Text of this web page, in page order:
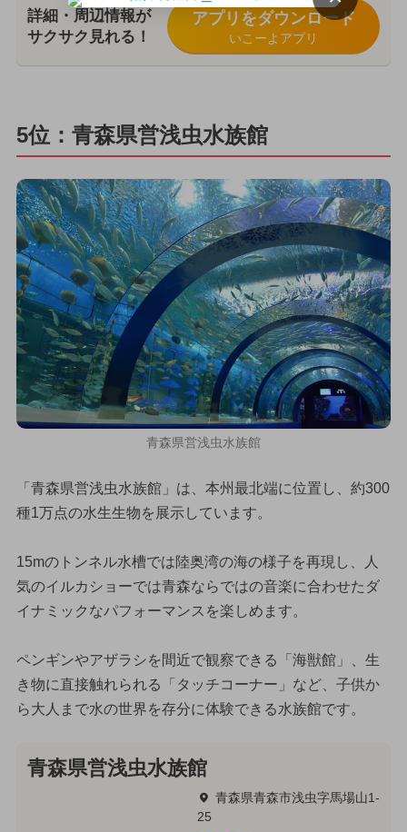
詳細・周辺情報が
サクサク見れる！
アプリをダウンロード
いこーよアプリ
5位：青森県営浅虫水族館
青森県営浅虫水族館
「青森県営浅虫水族館」は、本州最北端に位置し、約300
種1万点の水生生物を展示しています。
15mのトンネル水槽では陸奥湾の海の様子を再現し、人
気のイルカショーでは青森ならではの音楽に合わせたダ
イナミックなパフォーマンスを楽しめます。
ペンギンやアザラシを間近で観察できる「海獣館」、生
き物に直接触れられる「タッチコーナー」など、子供か
ら大人まで水の世界を存分に体験できる水族館です。
青森県営浅虫水族館
青森県青森市浅虫字馬場山1-
25